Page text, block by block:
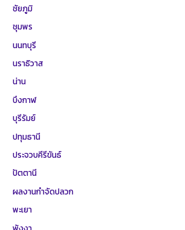
ชัยภูมิ
ชุมพร
นนทบุรี
นราธิวาส
น่าน
บึงกาฬ
บุรีรัมย์
ปทุมธานี
ประจวบคีรีขันธ์
ปัตตานี
ผลงานกำจัดปลวก
พะเยา